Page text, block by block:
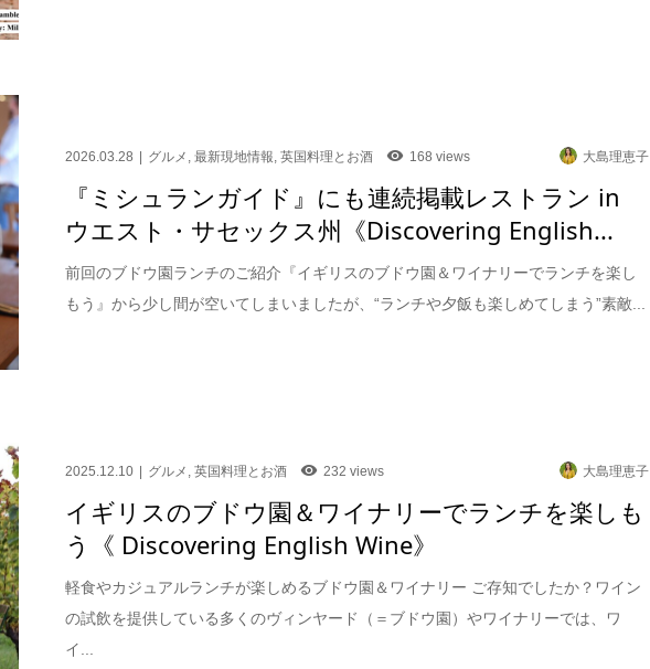
2026.03.28 グルメ ,最新現地情報 ,英国料理とお酒 168 views 大島理恵子
『ミシュランガイド』にも連続掲載レストラン in
ウエスト・サセックス州《Discovering English...
前回のブドウ園ランチのご紹介『イギリスのブドウ園＆ワイナリーでランチを楽し
もう』から少し間が空いてしまいましたが、“ランチや夕飯も楽しめてしまう”素敵...
2025.12.10 グルメ ,英国料理とお酒 232 views 大島理恵子
イギリスのブドウ園＆ワイナリーでランチを楽しも
う《 Discovering English Wine》
軽食やカジュアルランチが楽しめるブドウ園＆ワイナリー ご存知でしたか？ワイン
の試飲を提供している多くのヴィンヤード（＝ブドウ園）やワイナリーでは、ワ
イ...